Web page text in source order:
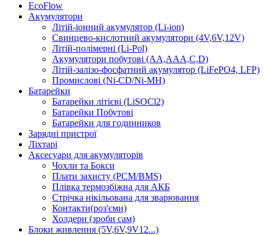
EcoFlow
Акумулятори
Літій-іонний акумулятор (Li-ion)
Свинцево-кислотний акумулятори (4V,6V,12V)
Літій-полімерні (Li-Pol)
Акумулятори побутові (AA,AAA,C,D)
Літій-залізо-фосфатний акумулятор (LiFePO4, LFP)
Промислові (Ni-CD/Ni-MH)
Батарейки
Батарейки літієві (LiSOCl2)
Батарейки Побутові
Батарейки для годинников
Зарядні пристрої
Ліхтарі
Аксесуари для акумуляторів
Чохли та Бокси
Плати захисту (PCM/BMS)
Плівка термозбіжна для АКБ
Стрічка нікільована для зварювання
Контакти(роз'єми)
Холдери (зроби сам)
Блоки живлення (5V,6V,9V12...)